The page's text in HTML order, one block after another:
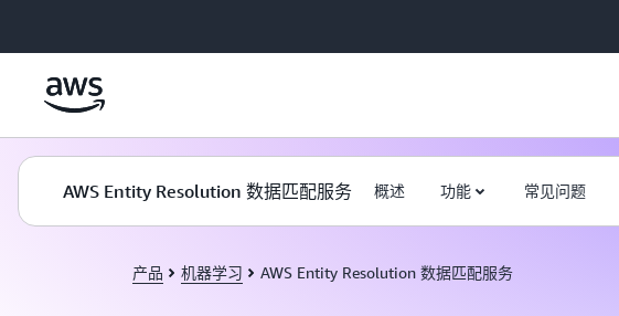
AWS Entity Resolution 数据匹配服务 概述 功能 常见问题
产品 机器学习 AWS Entity Resolution 数据匹配服务